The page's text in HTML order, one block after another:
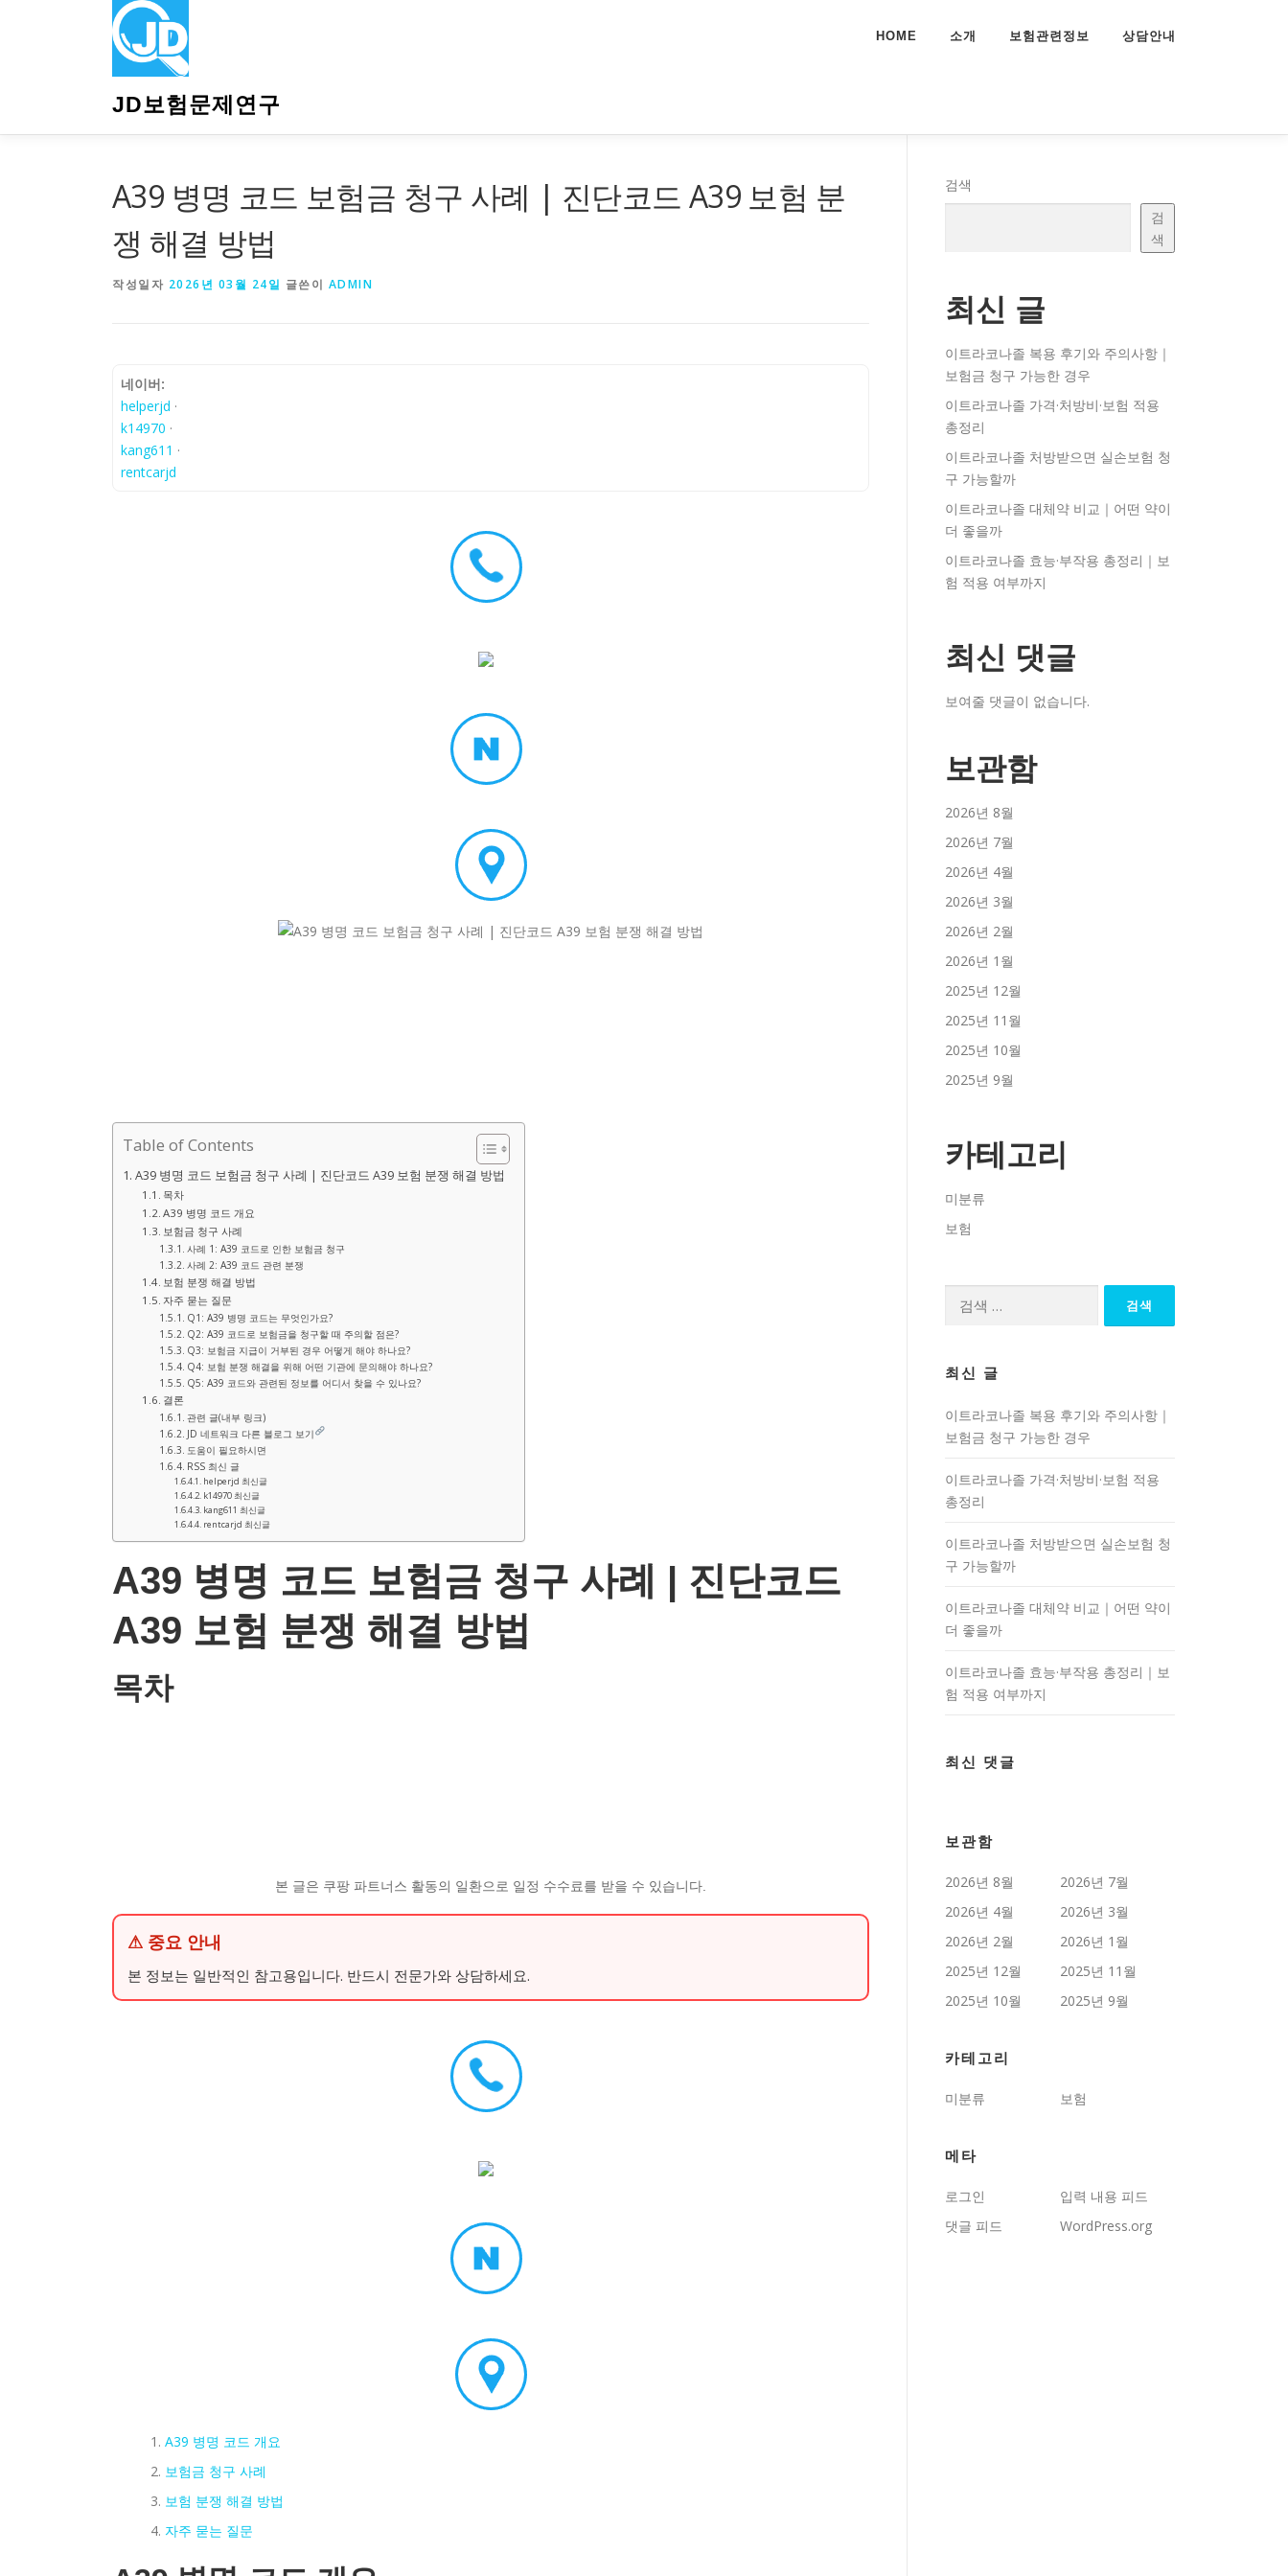
JD보험문제연구
HOME 소개 보험관련정보 상담안내
A39 병명 코드 보험금 청구 사례 | 진단코드 A39 보험 분
쟁 해결 방법
작성일자 2026년 03월 24일 글쓴이 ADMIN
네이버:
helperjd ·
k14970 ·
kang611 ·
rentcarjd
Table of Contents
A39 병명 코드 보험금 청구 사례 | 진단코드 A39 보험 분쟁 해결 방법
목차
A39 병명 코드 개요
보험금 청구 사례
사례 1: A39 코드로 인한 보험금 청구
사례 2: A39 코드 관련 분쟁
보험 분쟁 해결 방법
자주 묻는 질문
Q1: A39 병명 코드는 무엇인가요?
Q2: A39 코드로 보험금을 청구할 때 주의할 점은?
Q3: 보험금 지급이 거부된 경우 어떻게 해야 하나요?
Q4: 보험 분쟁 해결을 위해 어떤 기관에 문의해야 하나요?
Q5: A39 코드와 관련된 정보를 어디서 찾을 수 있나요?
결론
관련 글(내부 링크)
JD 네트워크 다른 블로그 보기
도움이 필요하시면
RSS 최신 글
helperjd 최신글
k14970 최신글
kang611 최신글
rentcarjd 최신글
A39 병명 코드 보험금 청구 사례 | 진단코드
A39 보험 분쟁 해결 방법
목차
본 글은 쿠팡 파트너스 활동의 일환으로 일정 수수료를 받을 수 있습니다.
⚠ 중요 안내
본 정보는 일반적인 참고용입니다. 반드시 전문가와 상담하세요.
A39 병명 코드 개요
보험금 청구 사례
보험 분쟁 해결 방법
자주 묻는 질문
검색
검
색
최신 글
이트라코나졸 복용 후기와 주의사항｜
보험금 청구 가능한 경우
이트라코나졸 가격·처방비·보험 적용
총정리
이트라코나졸 처방받으면 실손보험 청
구 가능할까
이트라코나졸 대체약 비교｜어떤 약이
더 좋을까
이트라코나졸 효능·부작용 총정리｜보
험 적용 여부까지
최신 댓글
보여줄 댓글이 없습니다.
보관함
2026년 8월
2026년 7월
2026년 4월
2026년 3월
2026년 2월
2026년 1월
2025년 12월
2025년 11월
2025년 10월
2025년 9월
카테고리
미분류
보험
최신 글
이트라코나졸 복용 후기와 주의사항｜
보험금 청구 가능한 경우
이트라코나졸 가격·처방비·보험 적용
총정리
이트라코나졸 처방받으면 실손보험 청
구 가능할까
이트라코나졸 대체약 비교｜어떤 약이
더 좋을까
이트라코나졸 효능·부작용 총정리｜보
험 적용 여부까지
최신 댓글
보관함
2026년 8월
2026년 7월
2026년 4월
2026년 3월
2026년 2월
2026년 1월
2025년 12월
2025년 11월
2025년 10월
2025년 9월
카테고리
미분류 보험
메타
로그인
입력 내용 피드
댓글 피드
WordPress.org